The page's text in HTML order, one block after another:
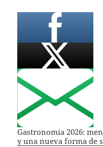
Gastronomía 2026:
y una nueva forma de